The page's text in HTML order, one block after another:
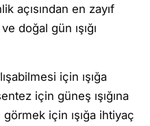
açısından en zayıf
doğal gün ışığı
için ışığa
için güneş ışığına
için ışığa ihtiyaç